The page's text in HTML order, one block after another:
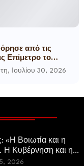
από τις
Επίμετρο το
μυθιστόρημα της
Πανούση Οι ρόλοι
Ιουλίου 30, 2026
«Η Βοιωτία και η
Η Κυβέρνηση και η
2026